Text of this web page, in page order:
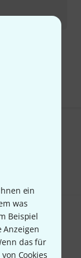
ein
was
Beispiel
Anzeigen
das für
Cookies